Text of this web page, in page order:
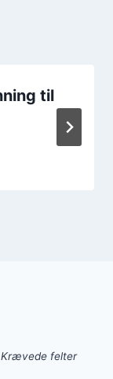
til
Krævede felter